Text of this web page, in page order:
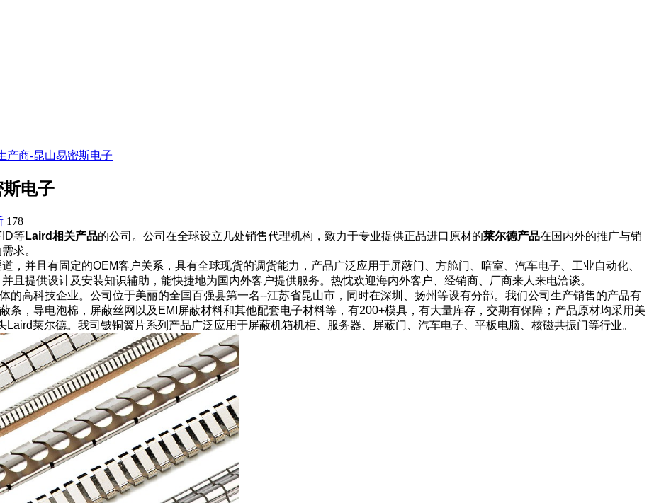
产商-昆山易密斯电子
电子
178
等Laird相关产品的公司。公司在全球设立几处销售代理机构，致力于专业提供正品进口原材的莱尔德产品在国内外的推广与销
求。
，并且有固定的OEM客户关系，具有全球现货的调货能力，产品广泛应用于屏蔽门、方舱门、暗室、汽车电子、工业自动化、
且提供设计及安装知识辅助，能快捷地为国内外客户提供服务。热忱欢迎海内外客户、经销商、厂商来人来电洽谈。
的高科技企业。公司位于美丽的全国百强县第一名--江苏省昆山市，同时在深圳、扬州等设有分部。我们公司生产销售的产品有
条，导电泡棉，屏蔽丝网以及EMI屏蔽材料和其他配套电子材料等，有200+模具，有大量库存，交期有保障；产品原材均采用美
莱尔德。我司铍铜簧片系列产品广泛应用于屏蔽机箱机柜、服务器、屏蔽门、汽车电子、平板电脑、核磁共振门等行业。